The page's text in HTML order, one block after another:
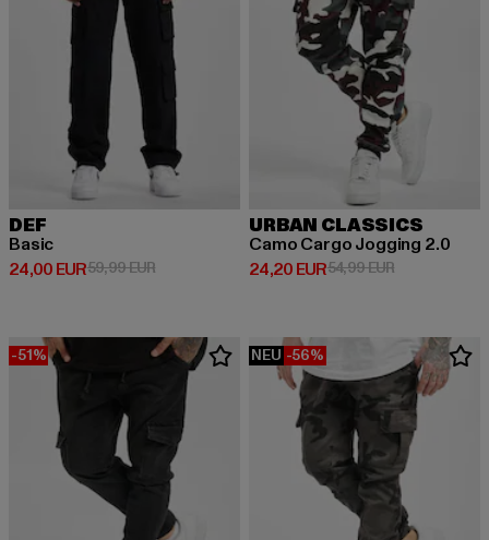
DEF
Basic
24,00 EUR
Derzeitiger Preis: 24,00 EUR
59,99 EURAktionspreis: 59,99 EUR
URBAN CLASSICS
Camo Cargo Jogging 2.0
24,20 EUR
Derzeitiger Preis: 24,20 EUR
54,99 EURAktionspreis:
-51% NEU -56%